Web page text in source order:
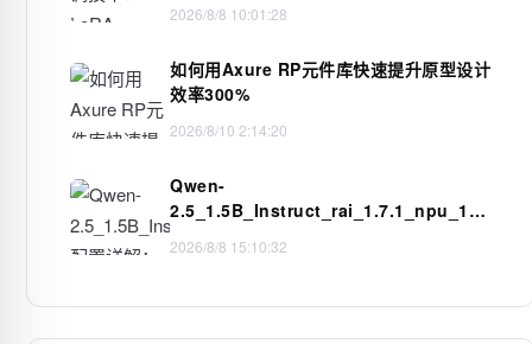
2026/8/8 10:01:28
如何用Axure RP元件库快速提升原型设计
效率300%
2026/8/10 2:14:20
Qwen-
2.5_1.5B_Instruct_rai_1.7.1_npu_16K
与性能提升
2026/8/8 15:10:32